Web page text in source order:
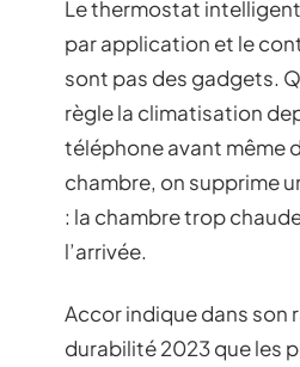
Le thermostat
par application et le
sont pas des gadgets.
règle la climatisation
téléphone avant même
chambre, on supprime
: la chambre trop
l’arrivée.
Accor indique dans son
durabilité 2023 que les